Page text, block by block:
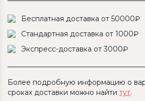
Бесплатная доставка от 50000₽
Стандартная доставка от 1000₽
Экспресс-доставка от 3000₽
Более подробную информацию о
сроках доставки можно найти тут.